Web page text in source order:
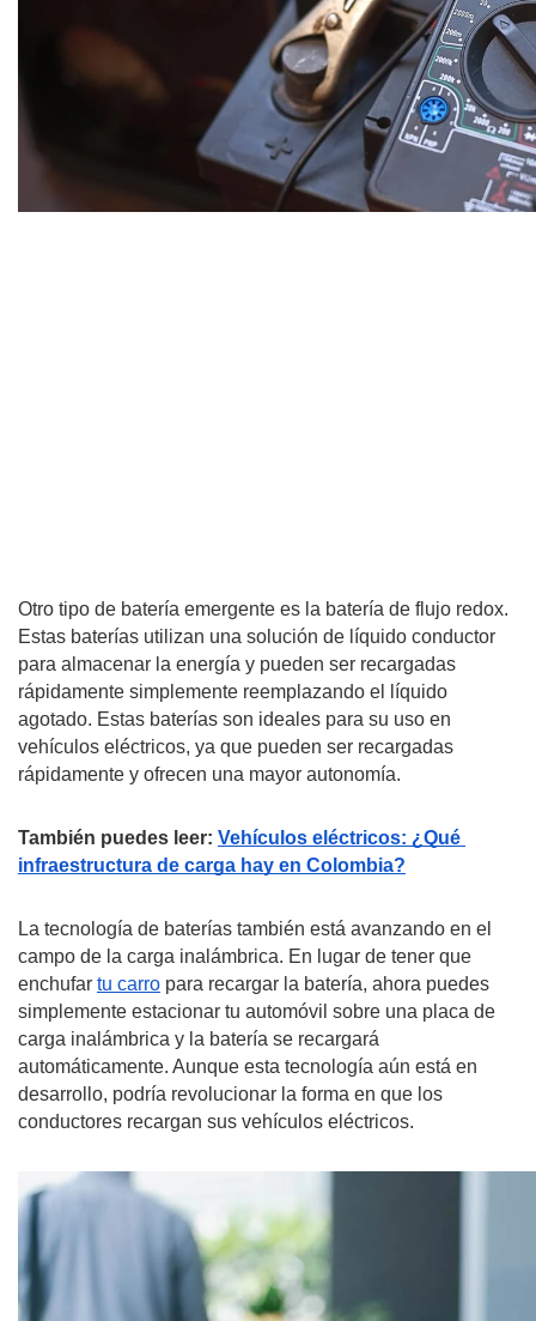
Otro tipo de batería emergente es la batería de flujo redox.
Estas baterías utilizan una solución de líquido conductor
para almacenar la energía y pueden ser recargadas
rápidamente simplemente reemplazando el líquido
agotado. Estas baterías son ideales para su uso en
vehículos eléctricos, ya que pueden ser recargadas
rápidamente y ofrecen una mayor autonomía.
También puedes leer: Vehículos eléctricos: ¿Qué
infraestructura de carga hay en Colombia?
La tecnología de baterías también está avanzando en el
campo de la carga inalámbrica. En lugar de tener que
enchufar tu carro para recargar la batería, ahora puedes
simplemente estacionar tu automóvil sobre una placa de
carga inalámbrica y la batería se recargará
automáticamente. Aunque esta tecnología aún está en
desarrollo, podría revolucionar la forma en que los
conductores recargan sus vehículos eléctricos.